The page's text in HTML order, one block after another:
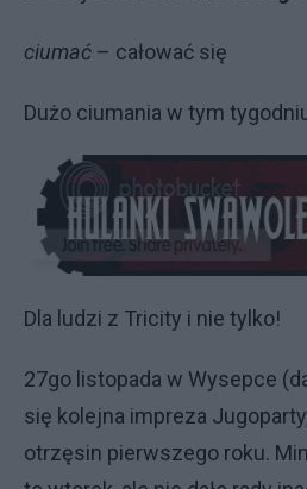
ciumać – całować się
Dużo ciumania w tym
Dla ludzi z Tricity i nie tylko!
27go listopada w Wysepce
się kolejna impreza
otrzęsin pierwszego roku.